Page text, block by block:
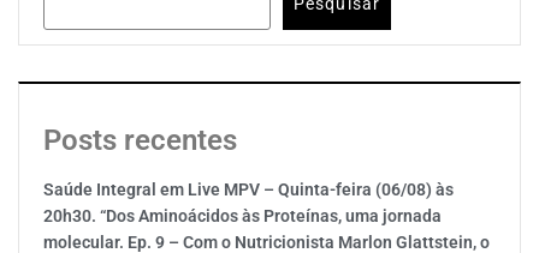
Posts recentes
Saúde Integral em Live MPV – Quinta-feira (06/08) às
20h30. “Dos Aminoácidos às Proteínas, uma jornada
molecular. Ep. 9 – Com o Nutricionista Marlon Glattstein, o